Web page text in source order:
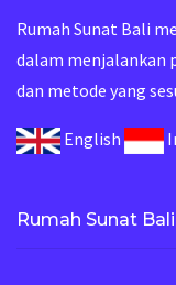
Rumah Sunat Bali
dalam menjalankan
dan metode yang
English
Rumah Sunat